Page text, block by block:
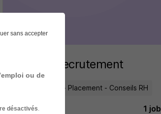
Adecco recrutement
Recrutement - Placement - Conseils RH
Découvrir 1 job
sans accepter
ou de
désactivés